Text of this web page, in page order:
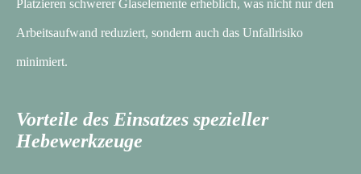
Platzieren schwerer Glaselemente erheblich, was nicht nur den
Arbeitsaufwand reduziert, sondern auch das Unfallrisiko
minimiert.
Vorteile des Einsatzes spezieller
Hebewerkzeuge